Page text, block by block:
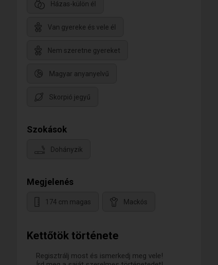
Kettőtök története
Regisztrálj most és ismerkedj meg vele!
Házas-külön él
Van gyereke és vele él
Nem szeretne gyereket
Magyar anyanyelvű
Skorpió jegyű
Szokások
Dohányzik
Megjelenés
174 cm magas Mackós